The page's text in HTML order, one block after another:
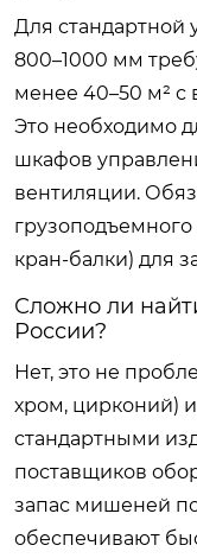
Для стандартной
800–1000 мм
менее 40–50 м² с
Это необходимо
шкафов
вентиляции.
кран-балки) для
Сложно ли
России?
Нет, это не
хром, цирконий)
стандартными
поставщиков
запас мишеней
обеспечивают